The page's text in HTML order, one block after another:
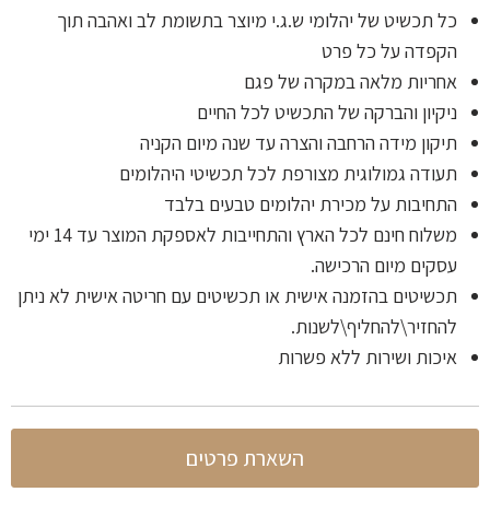
כל תכשיט של יהלומי ש.ג.י מיוצר בתשומת לב ואהבה תוך
הקפדה על כל פרט
אחריות מלאה במקרה של פגם
ניקיון והברקה של התכשיט לכל החיים
תיקון מידה הרחבה והצרה עד שנה מיום הקניה
תעודה גמולוגית מצורפת לכל תכשיטי היהלומים
התחיבות על מכירת יהלומים טבעים בלבד
משלוח חינם לכל הארץ והתחייבות לאספקת המוצר עד 14 ימי
עסקים מיום הרכישה.
תכשיטים בהזמנה אישית או תכשיטים עם חריטה אישית לא ניתן
להחזיר\להחליף\לשנות.
איכות ושירות ללא פשרות
השארת פרטים